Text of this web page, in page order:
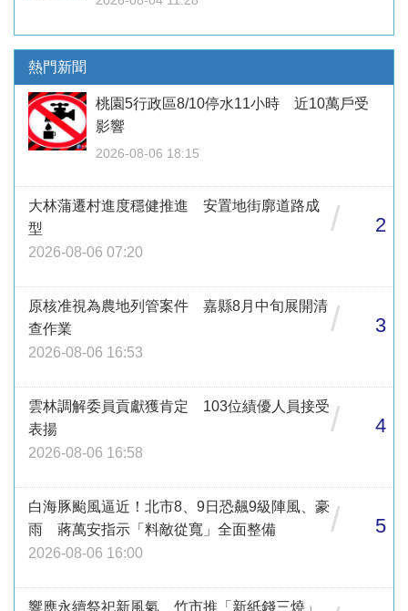
熱門新聞
桃園5行政區8/10停水11小時 近10萬戶受
影響
2026-08-06 18:15
大林蒲遷村進度穩健推進 安置地街廓道路成
型
2026-08-06 07:20
/ 2
原核准視為農地列管案件 嘉縣8月中旬展開清
查作業
2026-08-06 16:53
/ 3
雲林調解委員貢獻獲肯定 103位績優人員接受
表揚
2026-08-06 16:58
/ 4
白海豚颱風逼近！北市8、9日恐飆9級陣風、豪
雨 蔣萬安指示「料敵從寬」全面整備
2026-08-06 16:00
/ 5
響應永續祭祀新風氣 竹市推「新紙錢三燒」